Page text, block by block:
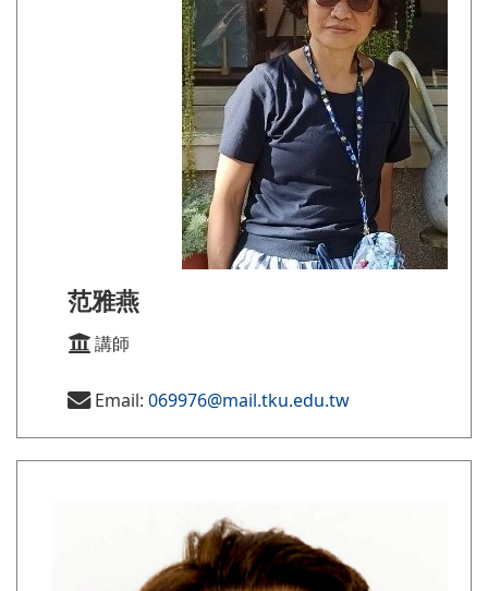
范雅燕
講師
Email: 069976@mail.tku.edu.tw